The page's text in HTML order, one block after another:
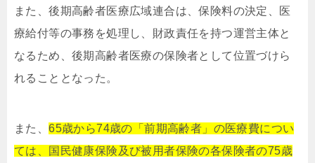
また、後期高齢者医療広域連合は、保険料の決定、医
療給付等の事務を処理し、財政責任を持つ運営主体と
なるため、後期高齢者医療の保険者として位置づけら
れることとなった。
また、65歳から74歳の「前期高齢者」の医療費につい
ては、国民健康保険及び被用者保険の各保険者の75歳